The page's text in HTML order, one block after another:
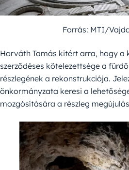
Forrás: MTI/
Horváth Tamás kitért arra, hogy a
szerződéses kötelezettsége a
részlegének a rekonstrukciója.
önkormányzata keresi a
mozgósítására a részleg